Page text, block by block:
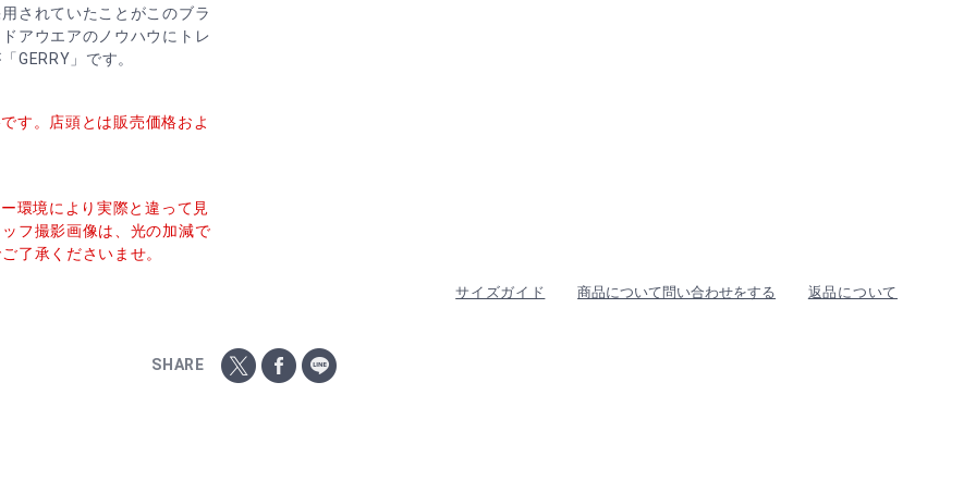
されていたことがこのブラ
アウエアのノウハウにトレ
GERRY」です。
す。店頭とは販売価格およ
環境により実際と違って見
フ撮影画像は、光の加減で
了承くださいませ。
サイズガイド 商品について問い合わせをする 返品について
SHARE